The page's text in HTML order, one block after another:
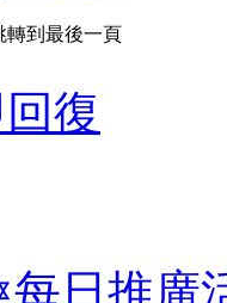
轉到最後一頁
復
日推廣